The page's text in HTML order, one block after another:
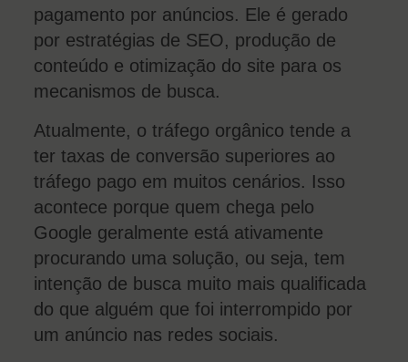
pagamento por anúncios. Ele é gerado
por estratégias de SEO, produção de
conteúdo e otimização do site para os
mecanismos de busca.
Atualmente, o tráfego orgânico tende a
ter taxas de conversão superiores ao
tráfego pago em muitos cenários. Isso
acontece porque quem chega pelo
Google geralmente está ativamente
procurando uma solução, ou seja, tem
intenção de busca muito mais qualificada
do que alguém que foi interrompido por
um anúncio nas redes sociais.